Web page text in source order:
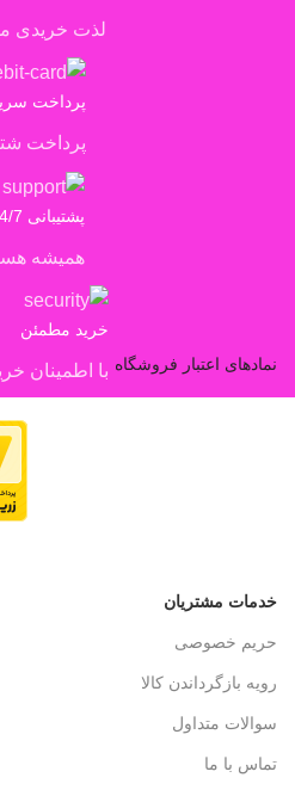
لذت خریدی
پرداخت
پرداخت
پشتیبانی 24/7
همیشه
خرید مطمئن
با اطمینان نمادهای اعتبار فروشگاه
خدمات مشتریان
حریم خصوصی
رویه بازگرداندن کالا
سوالات متداول
تماس با ما